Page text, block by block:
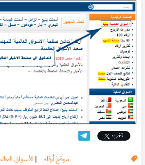
تغريد
موقع أرقام | الأسواق